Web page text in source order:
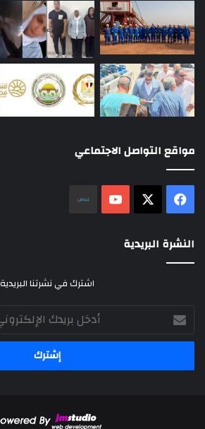
مواقع التواصل الاجتماعي
فيسبوك ‫YouTube
النشرة البريدية
اشترك في نشرتنا البريدية
أدخل
بريدك
الإلكتروني